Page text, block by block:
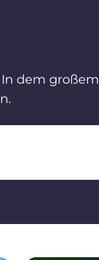
dem großem